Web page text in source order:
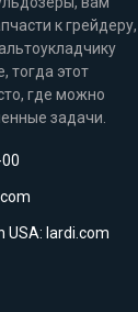
к грейдеру,
тогда этот
где можно
задачи.
USA: lardi.com